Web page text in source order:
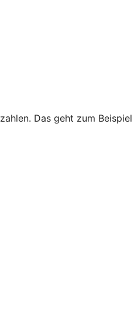
Das geht zum